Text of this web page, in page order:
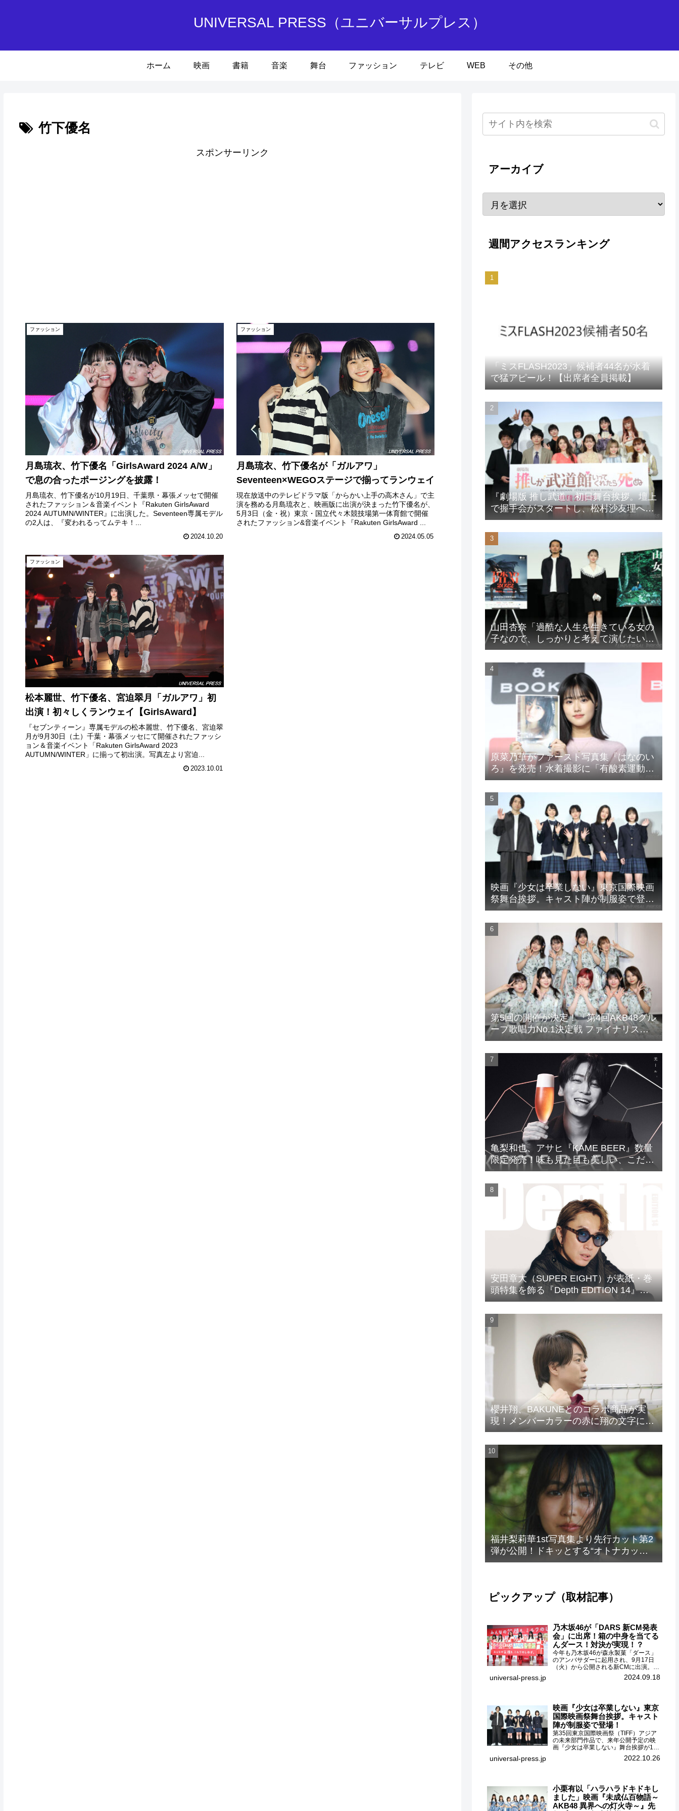
UNIVERSAL PRESS（ユニバーサルプレス）
ホーム 映画 書籍 音楽 舞台 ファッション テレビ WEB その他
竹下優名
スポンサーリンク
ファッション
月島琉衣、竹下優名「GirlsAward 2024 A/W」
で息の合ったポージングを披露！
月島琉衣、竹下優名が10月19日、千葉県・幕張メッセで開催
されたファッション＆音楽イベント『Rakuten GirlsAward
2024 AUTUMN/WINTER』に出演した。Seventeen専属モデル
の2人は、『変われるってムテキ！...
2024.10.20
ファッション
月島琉衣、竹下優名が「ガルアワ」
Seventeen×WEGOステージで揃ってランウェイ
現在放送中のテレビドラマ版「からかい上手の高木さん」で主
演を務める月島琉衣と、映画版に出演が決まった竹下優名が、
5月3日（金・祝）東京・国立代々木競技場第一体育館で開催
されたファッション&音楽イベント『Rakuten GirlsAward ...
2024.05.05
ファッション
松本麗世、竹下優名、宮迫翠月「ガルアワ」初
出演！初々しくランウェイ【GirlsAward】
『セブンティーン』専属モデルの松本麗世、竹下優名、宮迫翠
月が9月30日（土）千葉・幕張メッセにて開催されたファッシ
ョン＆音楽イベント「Rakuten GirlsAward 2023
AUTUMN/WINTER」に揃って初出演。写真左より宮迫...
2023.10.01
アーカイブ
週間アクセスランキング
「ミスFLASH2023」候補者44名が水着
で猛アピール！【出席者全員掲載】
『劇場版 推し武道』初日舞台挨拶。壇上
で握手会がスタートし、松村沙友理への
想いをアピール！？
山田杏奈「過酷な人生を生きている女の
子なので、しっかりと考えて演じたいな
と」映画『山女』東京国際映画祭Q&A
原菜乃華がファースト写真集『はなのい
ろ』を発売！水着撮影に「有酸素運動と
筋トレを頑張りました」
映画『少女は卒業しない』東京国際映画
祭舞台挨拶。キャスト陣が制服姿で登
場！
第5回の開催が決定！『第4回AKB48グル
ープ歌唱力No.1決定戦 ファイナリスト
LIVE』
亀梨和也、アサヒ『KAME BEER』数量
限定発売！味も見た目も美しい、こだわ
りのビールがついに完成
安田章大（SUPER EIGHT）が表紙・巻
頭特集を飾る『Depth EDITION 14』が
発売！
櫻井翔、BAKUNEとのコラボ商品が実
現！メンバーカラーの赤に翔の文字に着
想を得たデザイン
福井梨莉華1st写真集より先行カット第2
弾が公開！ドキッとする“オトナカッ
ト”が解禁！
ピックアップ（取材記事）
乃木坂46が「DARS 新CM発表
会」に出席！箱の中身を当てる
んダース！対決が実現！？
今年も乃木坂46が森永製菓「ダース」
のアンバサダーに起用され、9月17日
（火）から公開される新CMに出演。
CMに出演するメンバーの中から岩本蓮
加、梅澤美波、遠藤さくら、賀喜遥
universal-press.jp 2024.09.18
映画『少女は卒業しない』東京
国際映画祭舞台挨拶。キャスト
陣が制服姿で登場！
第35回東京国際映画祭（TIFF）アジア
の未来部門作品で、来年公開予定の映
画『少女は卒業しない』舞台挨拶が10
月26日（水）丸の内ピカデリーで開催
され、出演者の河合優実、小野莉奈、
universal-press.jp 2022.10.26
小栗有以「ハラハラドキドキし
ました」映画『未成仏百物語～
AKB48 異界への灯火寺～』先